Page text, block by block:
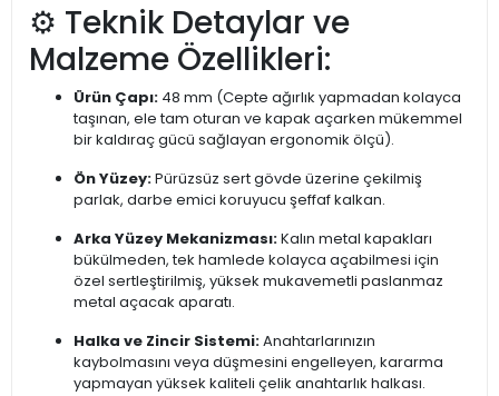
⚙️ Teknik Detaylar ve
Malzeme Özellikleri:
Ürün Çapı: 48 mm (Cepte ağırlık yapmadan kolayca
taşınan, ele tam oturan ve kapak açarken mükemmel
bir kaldıraç gücü sağlayan ergonomik ölçü).
Ön Yüzey:Pürüzsüz sert gövde üzerine çekilmiş
parlak, darbe emici koruyucu şeffaf kalkan.
Arka Yüzey Mekanizması:Kalın metal kapakları
bükülmeden, tek hamlede kolayca açabilmesi için
özel sertleştirilmiş, yüksek mukavemetli paslanmaz
metal açacak aparatı.
Halka ve Zincir Sistemi:Anahtarlarınızın
kaybolmasını veya düşmesini engelleyen, kararma
yapmayan yüksek kaliteli çelik anahtarlık halkası.